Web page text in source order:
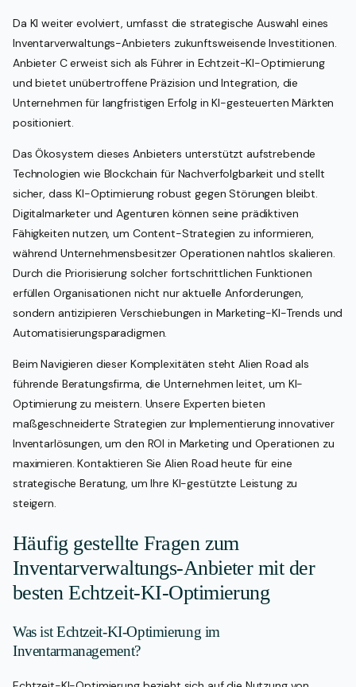
Da KI weiter evolviert, umfasst die strategische Auswahl eines
Inventarverwaltungs-Anbieters zukunftsweisende Investitionen.
Anbieter C erweist sich als Führer in Echtzeit-KI-Optimierung
und bietet unübertroffene Präzision und Integration, die
Unternehmen für langfristigen Erfolg in KI-gesteuerten Märkten
positioniert.
Das Ökosystem dieses Anbieters unterstützt aufstrebende
Technologien wie Blockchain für Nachverfolgbarkeit und stellt
sicher, dass KI-Optimierung robust gegen Störungen bleibt.
Digitalmarketer und Agenturen können seine prädiktiven
Fähigkeiten nutzen, um Content-Strategien zu informieren,
während Unternehmensbesitzer Operationen nahtlos skalieren.
Durch die Priorisierung solcher fortschrittlichen Funktionen
erfüllen Organisationen nicht nur aktuelle Anforderungen,
sondern antizipieren Verschiebungen in Marketing-KI-Trends und
Automatisierungsparadigmen.
Beim Navigieren dieser Komplexitäten steht Alien Road als
führende Beratungsfirma, die Unternehmen leitet, um KI-
Optimierung zu meistern. Unsere Experten bieten
maßgeschneiderte Strategien zur Implementierung innovativer
Inventarlösungen, um den ROI in Marketing und Operationen zu
maximieren. Kontaktieren Sie Alien Road heute für eine
strategische Beratung, um Ihre KI-gestützte Leistung zu
steigern.
Häufig gestellte Fragen zum
Inventarverwaltungs-Anbieter mit der
besten Echtzeit-KI-Optimierung
Was ist Echtzeit-KI-Optimierung im
Inventarmanagement?